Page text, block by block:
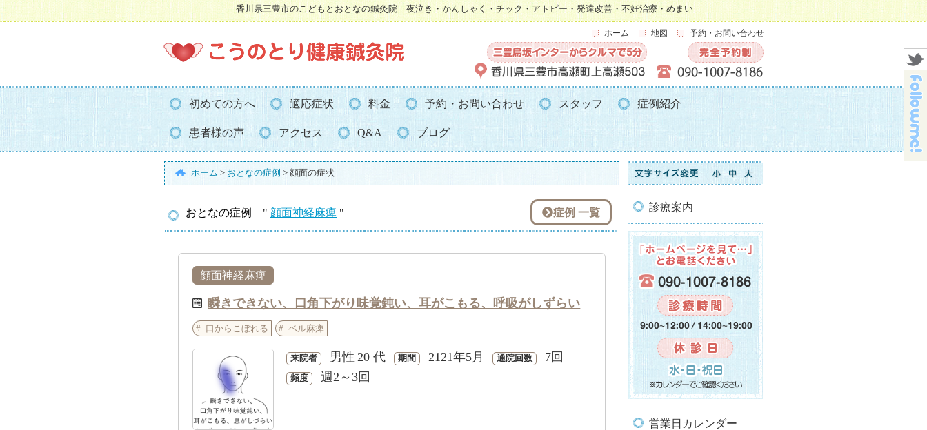
香川県三豊市のこどもとおとなの鍼灸院 夜泣き・かんしゃく・チック・アトピー・発達改善・不妊治療・めまい
ホーム 地図 予約・お問い合わせ
初めての方へ 適応症状 料金 予約・お問い合わせ スタッフ 症例紹介
患者様の声 アクセス Q&A ブログ
ホーム > おとなの症例 > 顔面の症状
おとなの症例 " 顔面神経麻痺 " 症例 一覧
顔面神経麻痺
瞬きできない、口角下がり味覚鈍い、耳がこもる、呼吸がしずらい
口からこぼれる ベル麻痺
来院者 男性 20 代 期間 2121年5月 通院回数 7回
頻度 週2～3回
診療案内
営業日カレンダー